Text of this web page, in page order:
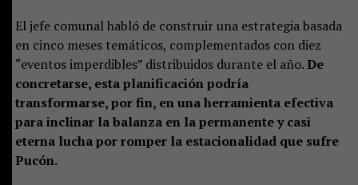
El jefe comunal habló de construir una estrategia basada
en cinco meses temáticos, complementados con diez
“eventos imperdibles” distribuidos durante el año. De
concretarse, esta planificación podría
transformarse, por fin, en una herramienta efectiva
para inclinar la balanza en la permanente y casi
eterna lucha por romper la estacionalidad que sufre
Pucón.